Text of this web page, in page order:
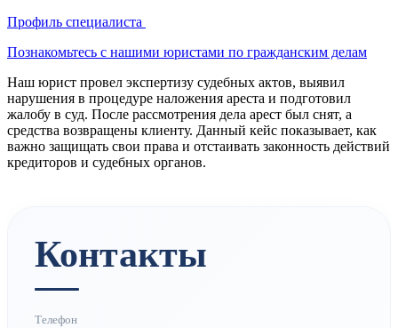
Профиль специалиста
Познакомьтесь с нашими юристами по гражданским делам
Наш юрист провел экспертизу судебных актов, выявил
нарушения в процедуре наложения ареста и подготовил
жалобу в суд. После рассмотрения дела арест был снят, а
средства возвращены клиенту. Данный кейс показывает, как
важно защищать свои права и отстаивать законность действий
кредиторов и судебных органов.
Контакты
Телефон